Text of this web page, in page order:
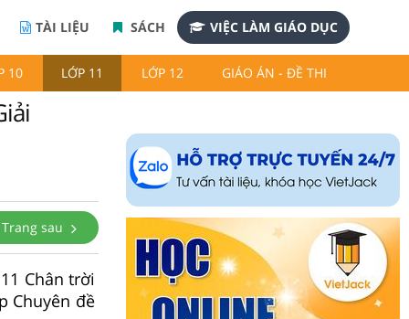
TÀI LIỆU SÁCH VIỆC LÀM GIÁO DỤC
10 LỚP 11 LỚP 12 GIÁO ÁN - ĐỀ THI
Trang sau
Chân trời
Chuyên đề